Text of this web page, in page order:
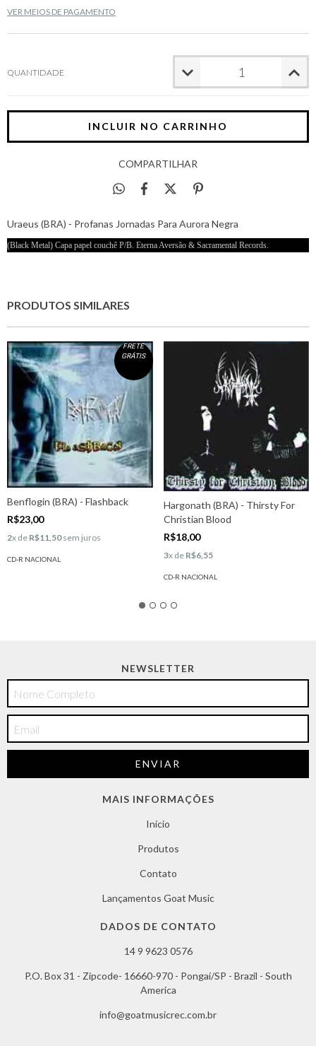
VER MEIOS DE PAGAMENTO
QUANTIDADE
COMPARTILHAR
Uraeus (BRA) - Profanas Jornadas Para Aurora Negra
(Black Metal) Capa papel couchê P/B. Eterna Aversão & Sacramental Records.
PRODUTOS SIMILARES
FRETE
GRÁTIS
Benflogin (BRA) - Flashback
R$23,00
2x de R$11,50sem juros
CD-R NACIONAL
Hargonath (BRA) - Thirsty For
Christian Blood
R$18,00
3x de R$6,55
CD-R NACIONAL
NEWSLETTER
MAIS INFORMAÇÕES
Início
Produtos
Contato
Lançamentos Goat Music
DADOS DE CONTATO
14 9 9623 0576
P.O. Box 31 - Zipcode- 16660-970 - Pongaí/SP - Brazil - South
America
info@goatmusicrec.com.br